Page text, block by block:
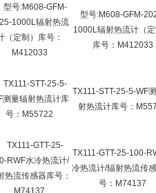
型号:M608-GFM-
1000L辐射热流计（定
库号：M412033
TX111-STT-25-5-WF
射热流计库号：
TX111-GTT-25-100-
冷热流计/辐射热流传
号：M74137